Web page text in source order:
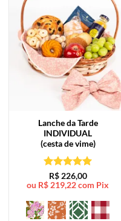
Lanche da Tarde
INDIVIDUAL
(cesta de vime)
Avaliação5
de 5
R$226,00
ou R$ 219,22com Pix